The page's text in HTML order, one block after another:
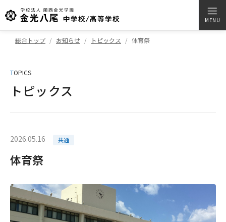
MENU
総合トップ お知らせ トピックス 体育祭
TOPICS
トピックス
2026.05.16 共通
体育祭